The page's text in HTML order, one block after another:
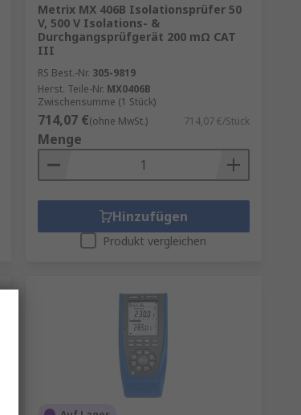
Metrix MX 406B Isolationsprüfer 50
V, 500 V Isolations- &
Durchgangsprüfgerät 200 mΩ CAT
III
RS Best.-Nr. 305-9819
Herst. Teile-Nr. MX0406B
Zwischensumme (1 Stück)
714,07 €(ohne MwSt.) 714,07 €/Stück
Menge
Hinzufügen
Produkt vergleichen